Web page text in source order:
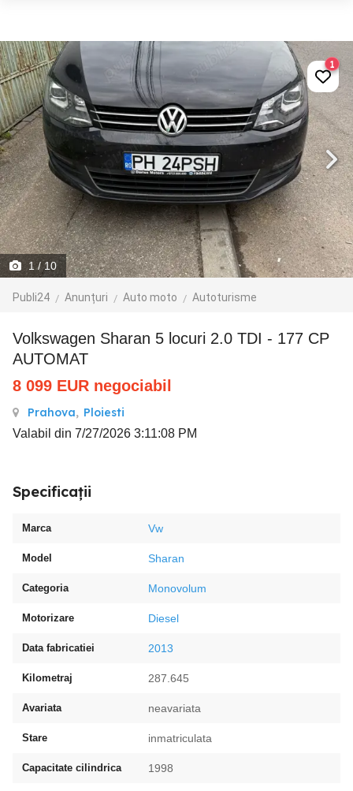
1/ 10
Publi24 Anunțuri Auto moto Autoturisme
1
Volkswagen Sharan 5 locuri 2.0 TDI - 177 CP
AUTOMAT
8 099 EUR negociabil
Prahova, Ploiesti
Valabil din 7/27/2026 3:11:08 PM
Specificații
Marca Vw
Model Sharan
Categoria Monovolum
Motorizare Diesel
Data fabricatiei 2013
Kilometraj 287.645
Avariata neavariata
Stare inmatriculata
Capacitate cilindrica 1998